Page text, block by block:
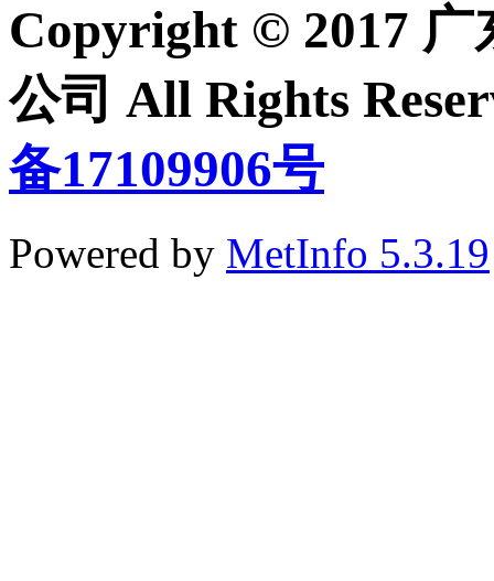
Copyright © 2017
公司 All Rights
备17109906号
Powered by MetInfo 5.3.19